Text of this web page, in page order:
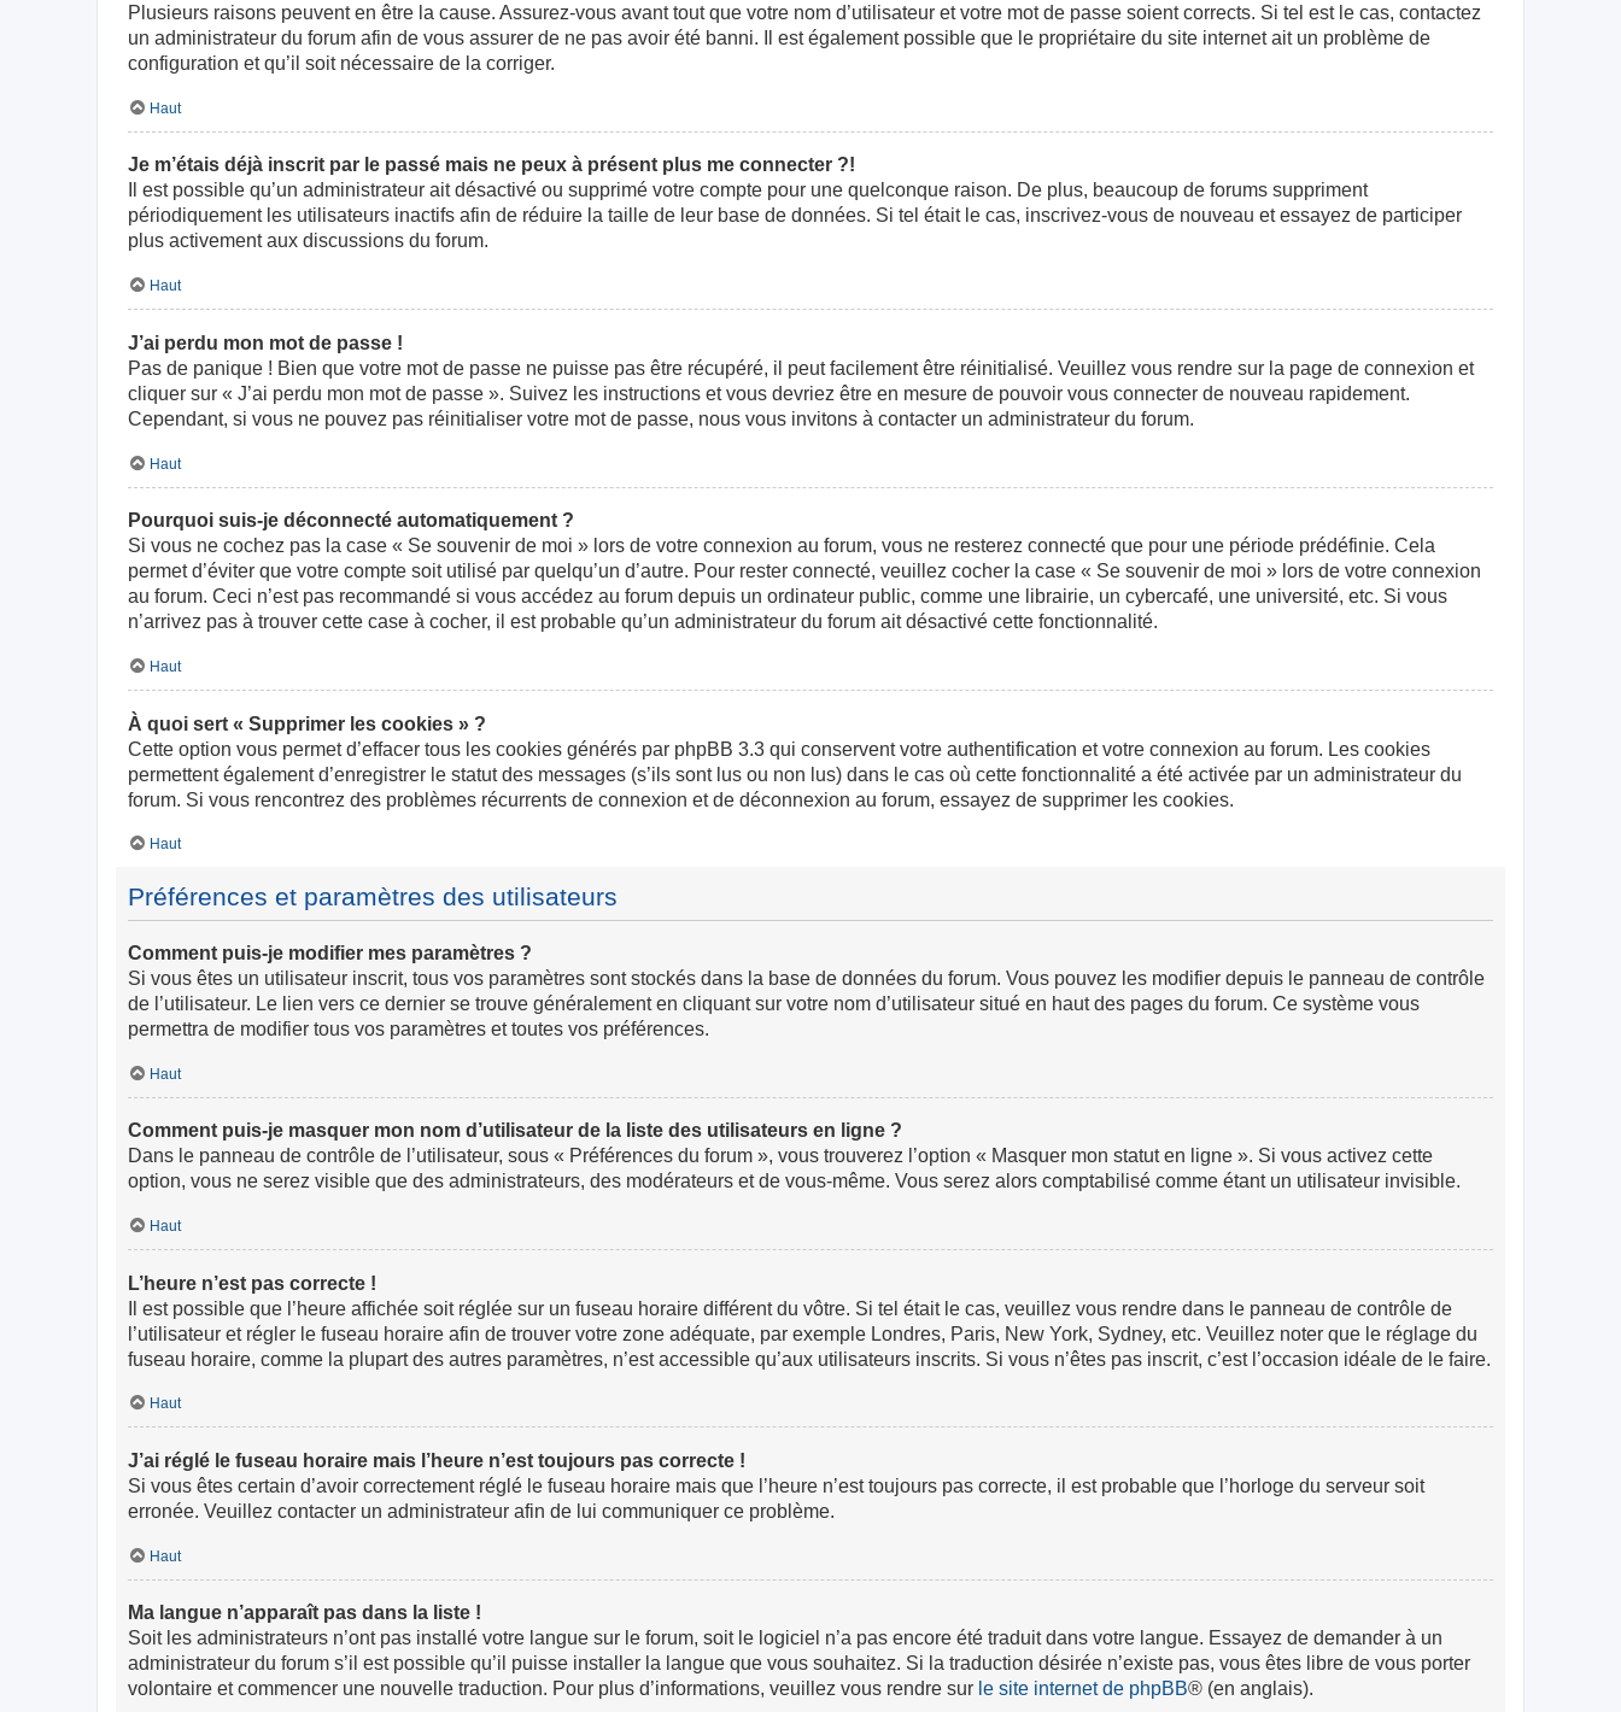
Plusieurs raisons peuvent en être la cause. Assurez-vous avant tout que votre nom d’utilisateur et votre mot de passe soient corrects. Si tel est le cas, contactez
un administrateur du forum afin de vous assurer de ne pas avoir été banni. Il est également possible que le propriétaire du site internet ait un problème de
configuration et qu’il soit nécessaire de la corriger.
Haut
Je m’étais déjà inscrit par le passé mais ne peux à présent plus me connecter ?!
Il est possible qu’un administrateur ait désactivé ou supprimé votre compte pour une quelconque raison. De plus, beaucoup de forums suppriment
périodiquement les utilisateurs inactifs afin de réduire la taille de leur base de données. Si tel était le cas, inscrivez-vous de nouveau et essayez de participer
plus activement aux discussions du forum.
Haut
J’ai perdu mon mot de passe !
Pas de panique ! Bien que votre mot de passe ne puisse pas être récupéré, il peut facilement être réinitialisé. Veuillez vous rendre sur la page de connexion et
cliquer sur « J’ai perdu mon mot de passe ». Suivez les instructions et vous devriez être en mesure de pouvoir vous connecter de nouveau rapidement.
Cependant, si vous ne pouvez pas réinitialiser votre mot de passe, nous vous invitons à contacter un administrateur du forum.
Haut
Pourquoi suis-je déconnecté automatiquement ?
Si vous ne cochez pas la case « Se souvenir de moi » lors de votre connexion au forum, vous ne resterez connecté que pour une période prédéfinie. Cela
permet d’éviter que votre compte soit utilisé par quelqu’un d’autre. Pour rester connecté, veuillez cocher la case « Se souvenir de moi » lors de votre connexion
au forum. Ceci n’est pas recommandé si vous accédez au forum depuis un ordinateur public, comme une librairie, un cybercafé, une université, etc. Si vous
n’arrivez pas à trouver cette case à cocher, il est probable qu’un administrateur du forum ait désactivé cette fonctionnalité.
Haut
À quoi sert « Supprimer les cookies » ?
Cette option vous permet d’effacer tous les cookies générés par phpBB 3.3 qui conservent votre authentification et votre connexion au forum. Les cookies
permettent également d’enregistrer le statut des messages (s’ils sont lus ou non lus) dans le cas où cette fonctionnalité a été activée par un administrateur du
forum. Si vous rencontrez des problèmes récurrents de connexion et de déconnexion au forum, essayez de supprimer les cookies.
Haut
Préférences et paramètres des utilisateurs
Comment puis-je modifier mes paramètres ?
Si vous êtes un utilisateur inscrit, tous vos paramètres sont stockés dans la base de données du forum. Vous pouvez les modifier depuis le panneau de contrôle
de l’utilisateur. Le lien vers ce dernier se trouve généralement en cliquant sur votre nom d’utilisateur situé en haut des pages du forum. Ce système vous
permettra de modifier tous vos paramètres et toutes vos préférences.
Haut
Comment puis-je masquer mon nom d’utilisateur de la liste des utilisateurs en ligne ?
Dans le panneau de contrôle de l’utilisateur, sous « Préférences du forum », vous trouverez l’option « Masquer mon statut en ligne ». Si vous activez cette
option, vous ne serez visible que des administrateurs, des modérateurs et de vous-même. Vous serez alors comptabilisé comme étant un utilisateur invisible.
Haut
L’heure n’est pas correcte !
Il est possible que l’heure affichée soit réglée sur un fuseau horaire différent du vôtre. Si tel était le cas, veuillez vous rendre dans le panneau de contrôle de
l’utilisateur et régler le fuseau horaire afin de trouver votre zone adéquate, par exemple Londres, Paris, New York, Sydney, etc. Veuillez noter que le réglage du
fuseau horaire, comme la plupart des autres paramètres, n’est accessible qu’aux utilisateurs inscrits. Si vous n’êtes pas inscrit, c’est l’occasion idéale de le faire.
Haut
J’ai réglé le fuseau horaire mais l’heure n’est toujours pas correcte !
Si vous êtes certain d’avoir correctement réglé le fuseau horaire mais que l’heure n’est toujours pas correcte, il est probable que l’horloge du serveur soit
erronée. Veuillez contacter un administrateur afin de lui communiquer ce problème.
Haut
Ma langue n’apparaît pas dans la liste !
Soit les administrateurs n’ont pas installé votre langue sur le forum, soit le logiciel n’a pas encore été traduit dans votre langue. Essayez de demander à un
administrateur du forum s’il est possible qu’il puisse installer la langue que vous souhaitez. Si la traduction désirée n’existe pas, vous êtes libre de vous porter
volontaire et commencer une nouvelle traduction. Pour plus d’informations, veuillez vous rendre sur le site internet de phpBB® (en anglais).